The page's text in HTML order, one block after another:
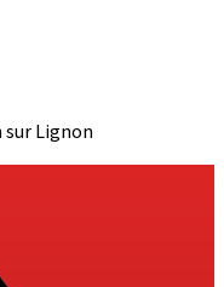
sur Lignon